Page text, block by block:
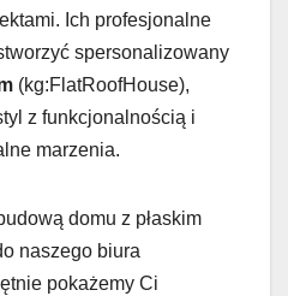
Ich profesjonalne
spersonalizowany
(kg:FlatRoofHouse),
z funkcjonalnością i
marzenia.
domu z płaskim
naszego biura
pokażemy Ci